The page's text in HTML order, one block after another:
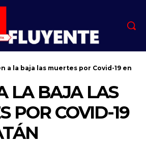
a la baja las muertes por Covid-19 en
LA BAJA LAS
POR COVID-19